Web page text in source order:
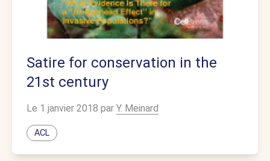
Satire for conservation in the
21st century
Le 1 janvier 2018 par Y. Meinard
ACL